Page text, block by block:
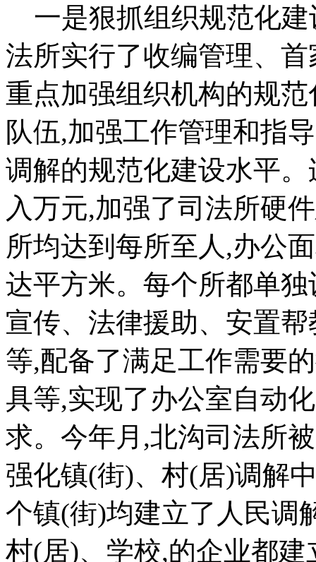
一是狠抓组织规范化建
法所实行了收编管理、
重点加强组织机构的规
队伍,加强工作管理和指
调解的规范化建设水平
入万元,加强了司法所硬
所均达到每所至人,办公
达平方米。每个所都单
宣传、法律援助、安置
等,配备了满足工作需要
具等,实现了办公室自动
求。今年月,北沟司法所
强化镇(街)、村(居)调解
个镇(街)均建立了人民调
村(居)、学校,的企业都